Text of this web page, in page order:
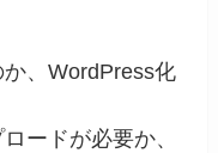
、WordPress化
ードが必要か、